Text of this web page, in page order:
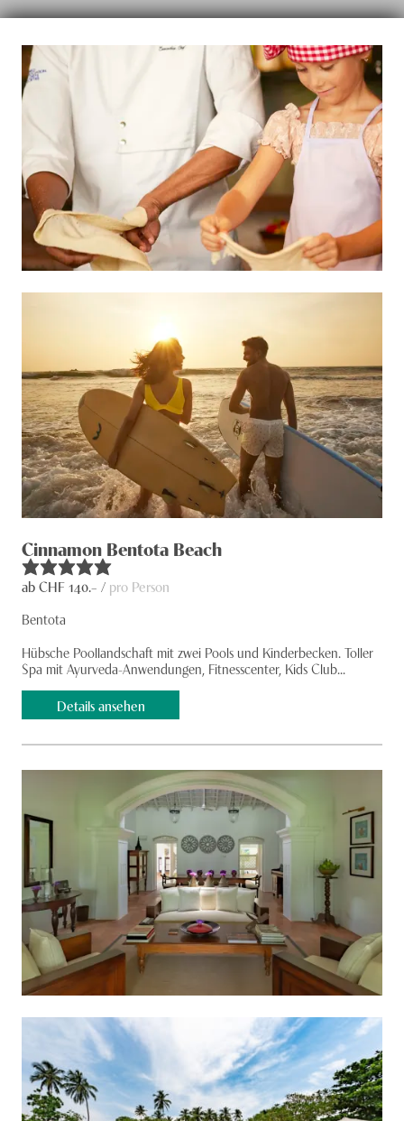
Cinnamon Bentota Beach
ab CHF140.– / pro Person
Bentota
Hübsche Poollandschaft mit zwei Pools und Kinderbecken. Toller
Spa mit Ayurveda-Anwendungen, Fitnesscenter, Kids Club...
Details ansehen